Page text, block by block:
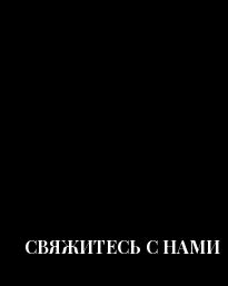
CВЯЖИТЕСЬ С НАМИ